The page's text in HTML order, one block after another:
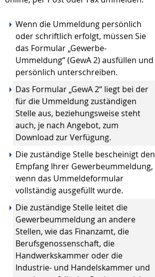
Wenn die Ummeldung persönlich
oder schriftlich erfolgt, müssen Sie
das Formular „Gewerbe-
Ummeldung“ (GewA 2) ausfüllen und
persönlich unterschreiben.
Das Formular „GewA 2“ liegt bei der
für die Ummeldung zuständigen
Stelle aus, beziehungsweise steht
auch, je nach Angebot, zum
Download zur Verfügung.
Die zuständige Stelle bescheinigt den
Empfang Ihrer Gewerbeummeldung,
wenn das Ummeldeformular
vollständig ausgefüllt wurde.
Die zuständige Stelle leitet die
Gewerbeummeldung an andere
Stellen, wie das Finanzamt, die
Berufsgenossenschaft, die
Handwerkskammer oder die
Industrie- und Handelskammer und